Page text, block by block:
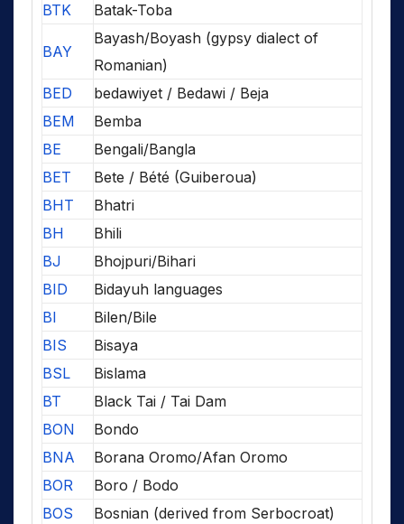
BTK
Batak-Toba
BAY
Bayash/Boyash (gypsy dialect of
Romanian)
BED
bedawiyet / Bedawi / Beja
BEM
Bemba
BE
Bengali/Bangla
BET
Bete / Bété (Guiberoua)
BHT
Bhatri
BH
Bhili
BJ
Bhojpuri/Bihari
BID
Bidayuh languages
BI
Bilen/Bile
BIS
Bisaya
BSL
Bislama
BT
Black Tai / Tai Dam
BON
Bondo
BNA
Borana Oromo/Afan Oromo
BOR
Boro / Bodo
BOS
Bosnian (derived from Serbocroat)